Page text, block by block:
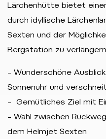
Lärchenhütte bietet
durch idyllische
Sexten und der
Bergstation zu
– Wunderschöne
Sonnenuhr und
– Gemütliches Ziel mit
– Wahl zwischen
dem Helmjet Sexten